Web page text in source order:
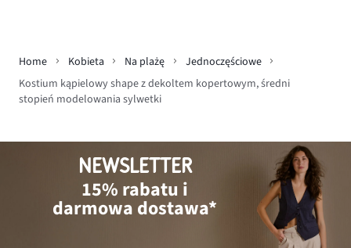
Home Kobieta Na plażę
Jednoczęściowe
Kostium kąpielowy shape z dekoltem kopertowym, średni
stopień modelowania sylwetki
NEWSLETTER
15% rabatu i
darmowa dostawa*